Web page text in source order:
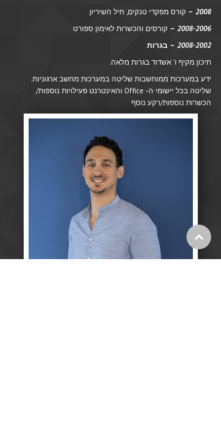
2008
– קורס מפקדי טנקים, חיל השיריון
2008-2006
– קורסים והכשרות לאימון ספורט
2008-2002 – בגרות
תיכון מקיף ו' אשדוד בגרות מלאה.
ידע במערכות ממוחשבות שליטה במערכות מחשב ארגוניות.
שליטה בכל יישומי ה- Office והאינטרנט פעילויות נוספות/
הכשרות נוספות/רקע נוסף
גלילה
לראש